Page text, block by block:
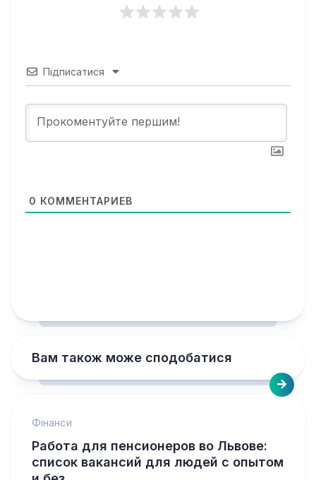
Підписатися
0 КОММЕНТАРИЕВ
Вам також може сподобатися
Фінанси
Работа для пенсионеров во Львове:
список вакансий для людей с опытом